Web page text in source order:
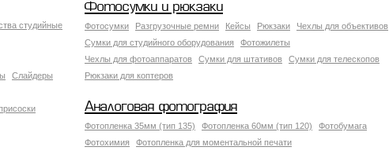
студийные
Фотосумки и рюкзаки
Фотосумки Разгрузочные ремни Кейсы Рюкзаки
Чехлы для объективов
Сумки для студийного оборудования
Фотожилеты
Чехлы для фотоаппаратов
Сумки для штативов
Сумки для телескопов
Рюкзаки для коптеров
Слайдеры
Аналоговая фотография
Фотопленка 35мм (тип 135) Фотопленка 60мм (тип 120)
Фотобумага
Фотохимия
Фотопленка для моментальной печати